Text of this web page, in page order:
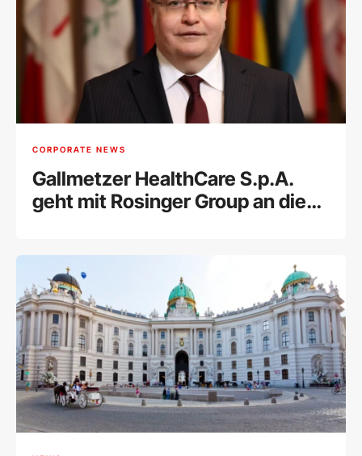
CORPORATE NEWS
Gallmetzer HealthCare S.p.A.
geht mit Rosinger Group an die